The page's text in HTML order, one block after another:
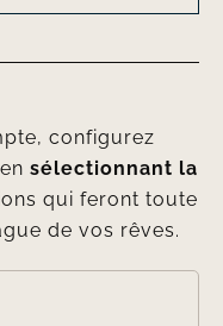
configurez
en sélectionnant la
qui feront toute
de vos rêves.